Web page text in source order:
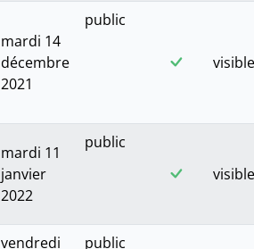
mardi 14
décembre
2021
public
visible
mardi 11
janvier
2022
public
visible
vendredi public